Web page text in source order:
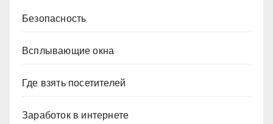
Безопасность
Всплывающие окна
Где взять посетителей
Заработок в интернете